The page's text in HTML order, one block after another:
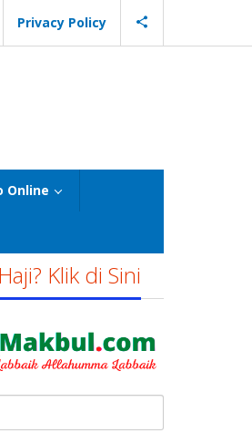
Privacy Policy
Online
Klik di Sini